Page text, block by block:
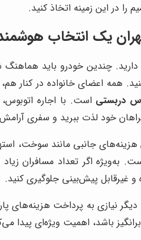
را در این زمینه اتخاذ کنید.
یک انتخاب
چندین خودرو باید
همه اعضای خانواده در کنار
دربستی است. با اجاره
خود لذت ببرید و سفری
هزینه‌های جانبی مانند سوخت،
به‌ویژه اگر تعداد مسافران
و غیرقابل پیش‌بینی جلوگیری کنید.
دیگر نیازی به پرداخت
باشد، اهمیت ویژه‌ای پیدا